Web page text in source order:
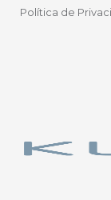
Política de